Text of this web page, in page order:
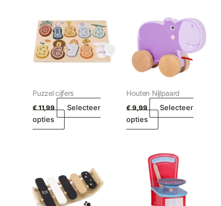
Puzzel cijfers
€11,99
Selecteer
opties
Houten Nijlpaard
€9,99
Selecteer
opties